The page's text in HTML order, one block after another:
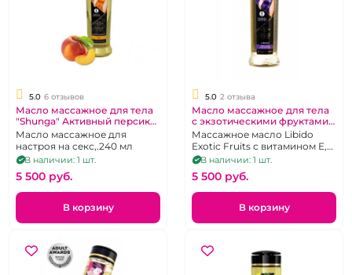
5.0 6 отзывов
Масло массажное для тела
"Shunga" Активный персик
240 мл
Масло массажное для
настроя на секс,.240 мл
В наличии: 1 шт.
5 500 pуб.
В корзину
5.0 2 отзыва
Масло массажное для тела
с экзотическими фруктами
"Shunga" Инстинкт влечения
Массажное масло Libido
Exotic Fruits с витамином Е,
240 мл
В наличии: 1 шт.
5 500 pуб.
В корзину